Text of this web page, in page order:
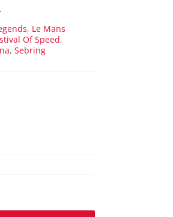
, Le Mans
Of Speed,
, Sebring